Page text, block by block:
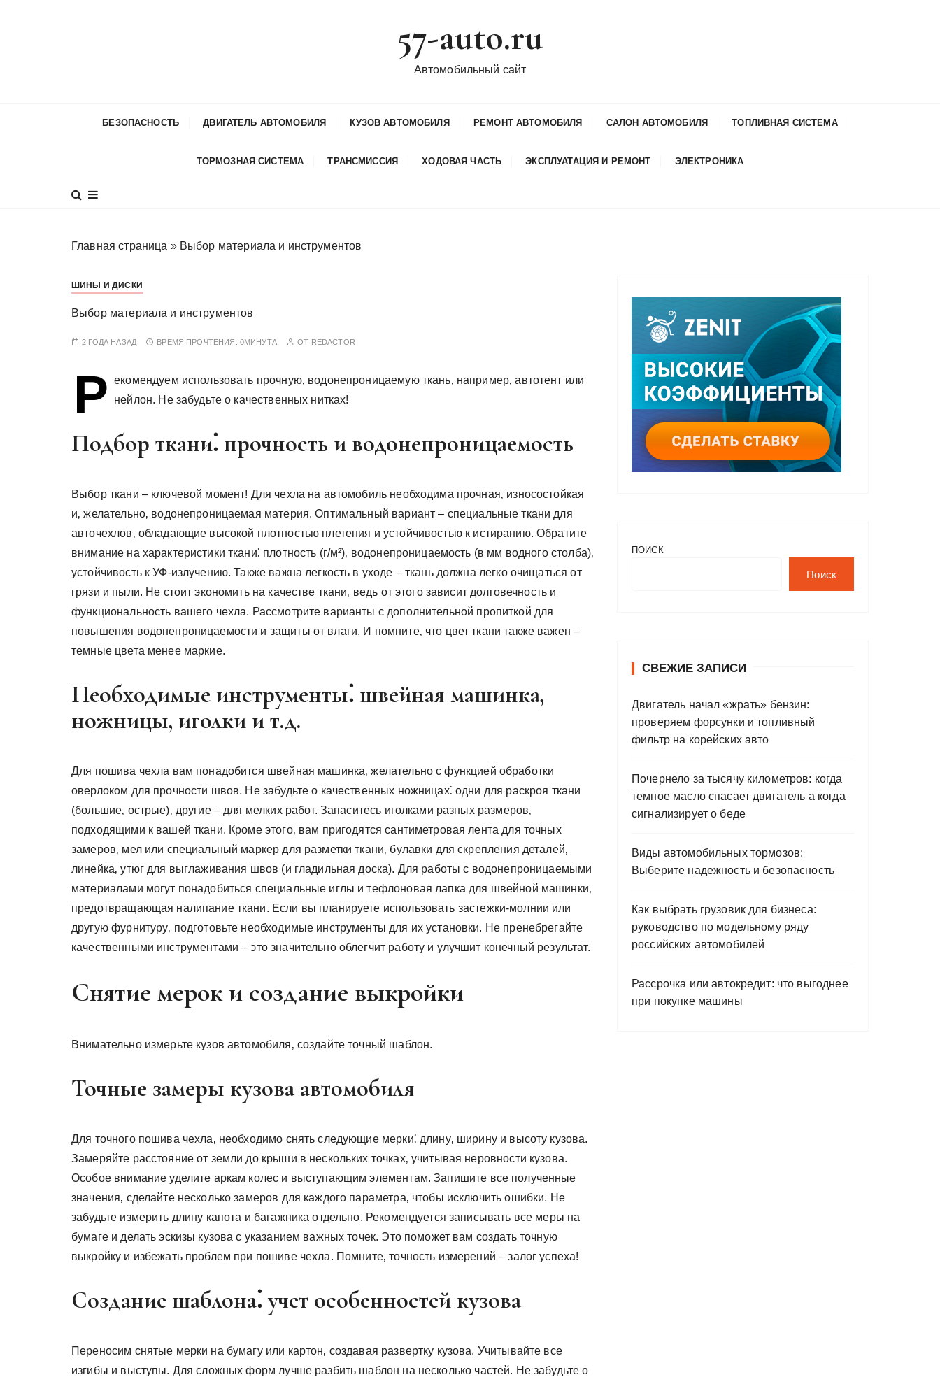
57-auto.ru
Автомобильный сайт
БЕЗОПАСНОСТЬ ДВИГАТЕЛЬ АВТОМОБИЛЯ КУЗОВ АВТОМОБИЛЯ РЕМОНТ АВТОМОБИЛЯ САЛОН АВТОМОБИЛЯ ТОПЛИВНАЯ СИСТЕМА
ТОРМОЗНАЯ СИСТЕМА ТРАНСМИССИЯ ХОДОВАЯ ЧАСТЬ ЭКСПЛУАТАЦИЯ И РЕМОНТ ЭЛЕКТРОНИКА
Главная страница » Выбор материала и инструментов
ШИНЫ И ДИСКИ
Выбор материала и инструментов
2 ГОДА НАЗАД ВРЕМЯ ПРОЧТЕНИЯ: 0МИНУТА ОТ REDACTOR
Р екомендуем использовать прочную‚ водонепроницаемую ткань‚ например‚ автотент или
нейлон. Не забудьте о качественных нитках!
Подбор ткани⁚ прочность и водонепроницаемость
Выбор ткани – ключевой момент! Для чехла на автомобиль необходима прочная‚ износостойкая
и‚ желательно‚ водонепроницаемая материя. Оптимальный вариант – специальные ткани для
авточехлов‚ обладающие высокой плотностью плетения и устойчивостью к истиранию. Обратите
внимание на характеристики ткани⁚ плотность (г/м²)‚ водонепроницаемость (в мм водного столба)‚
устойчивость к УФ-излучению. Также важна легкость в уходе – ткань должна легко очищаться от
грязи и пыли. Не стоит экономить на качестве ткани‚ ведь от этого зависит долговечность и
функциональность вашего чехла. Рассмотрите варианты с дополнительной пропиткой для
повышения водонепроницаемости и защиты от влаги. И помните‚ что цвет ткани также важен –
темные цвета менее маркие.
Необходимые инструменты⁚ швейная машинка‚
ножницы‚ иголки и т.д.
Для пошива чехла вам понадобится швейная машинка‚ желательно с функцией обработки
оверлоком для прочности швов. Не забудьте о качественных ножницах⁚ одни для раскроя ткани
(большие‚ острые)‚ другие – для мелких работ. Запаситесь иголками разных размеров‚
подходящими к вашей ткани. Кроме этого‚ вам пригодятся сантиметровая лента для точных
замеров‚ мел или специальный маркер для разметки ткани‚ булавки для скрепления деталей‚
линейка‚ утюг для выглаживания швов (и гладильная доска). Для работы с водонепроницаемыми
материалами могут понадобиться специальные иглы и тефлоновая лапка для швейной машинки‚
предотвращающая налипание ткани. Если вы планируете использовать застежки-молнии или
другую фурнитуру‚ подготовьте необходимые инструменты для их установки. Не пренебрегайте
качественными инструментами – это значительно облегчит работу и улучшит конечный результат.
Снятие мерок и создание выкройки
Внимательно измерьте кузов автомобиля‚ создайте точный шаблон.
Точные замеры кузова автомобиля
Для точного пошива чехла‚ необходимо снять следующие мерки⁚ длину‚ ширину и высоту кузова.
Замеряйте расстояние от земли до крыши в нескольких точках‚ учитывая неровности кузова.
Особое внимание уделите аркам колес и выступающим элементам. Запишите все полученные
значения‚ сделайте несколько замеров для каждого параметра‚ чтобы исключить ошибки. Не
забудьте измерить длину капота и багажника отдельно. Рекомендуется записывать все меры на
бумаге и делать эскизы кузова с указанием важных точек. Это поможет вам создать точную
выкройку и избежать проблем при пошиве чехла. Помните‚ точность измерений – залог успеха!
Создание шаблона⁚ учет особенностей кузова
Переносим снятые мерки на бумагу или картон‚ создавая развертку кузова. Учитывайте все
изгибы и выступы. Для сложных форм лучше разбить шаблон на несколько частей. Не забудьте о
ПОИСК
Поиск
СВЕЖИЕ ЗАПИСИ
Двигатель начал «жрать» бензин:
проверяем форсунки и топливный
фильтр на корейских авто
Почернело за тысячу километров: когда
темное масло спасает двигатель а когда
сигнализирует о беде
Виды автомобильных тормозов:
Выберите надежность и безопасность
Как выбрать грузовик для бизнеса:
руководство по модельному ряду
российских автомобилей
Рассрочка или автокредит: что выгоднее
при покупке машины